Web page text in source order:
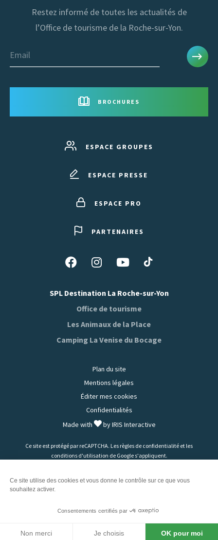
Restez informé de toutes les actualités de
l’Office de tourisme de la Roche-sur-Yon.
Email
BROCHURES
ESPACE GROUPES
ESPACE PRESSE
ESPACE PRO
PARTENAIRES
Suivez-
sur
Facebook
Suivez-
sur
Instagram
Suivez-
sur
Youtube
Suivez-
sur
SPL Destination La Roche-sur-Yon
Office de tourisme
Les Animaux de la Place
Camping La Venise du Bocage
Plan du site
Mentions légales
Éditer mes cookies
Confidentialités
Made with
byIRIS Interactive
Ce site est protégé par reCAPTCHA. Les règles de confidentialité et les
conditions d'utilisation de Google s'appliquent.
Ce site utilise des cookies et vous donne le contrôle sur ce que vous
souhaitez activer.
Consentements certifiés par
Non merci Je choisis OK pour moi